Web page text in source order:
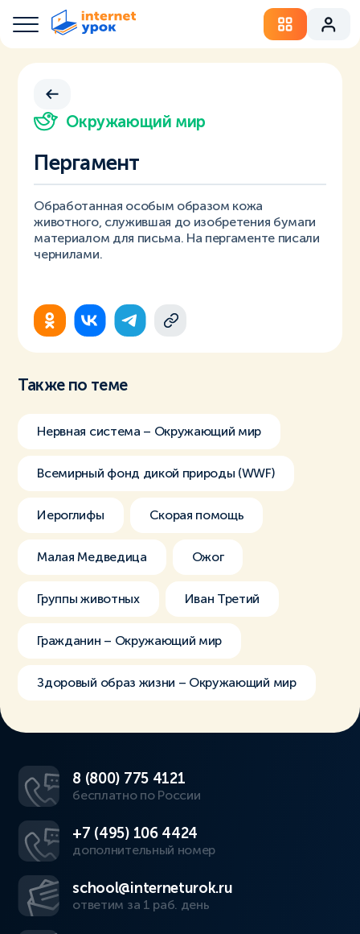
Окружающий мир
Пергамент
Обработанная особым образом кожа
животного, служившая до изобретения бумаги
материалом для письма. На пергаменте писали
чернилами.
Также по теме
Нервная система – Окружающий мир
Всемирный фонд дикой природы (WWF)
Иероглифы Скорая помощь
Малая Медведица Ожог
Группы животных Иван Третий
Гражданин – Окружающий мир
Здоровый образ жизни – Окружающий мир
8 (800) 775 4121
бесплатно по России
+7 (495) 106 4424
дополнительный номер
school@interneturok.ru
ответим за 1 раб. день